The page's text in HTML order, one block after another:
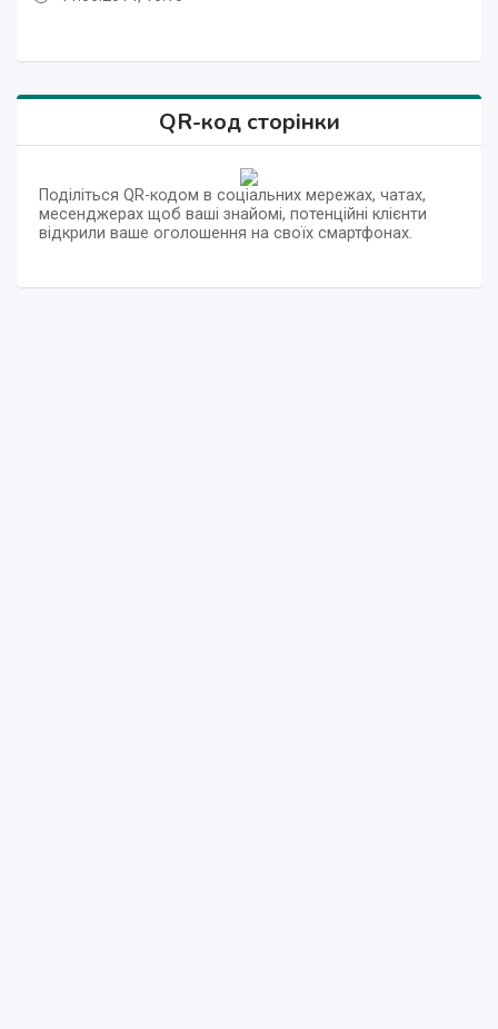
QR-код сторінки
Поділіться QR-кодом в соціальних мережах, чатах,
месенджерах щоб ваші знайомі, потенційні клієнти
відкрили ваше оголошення на своїх смартфонах.